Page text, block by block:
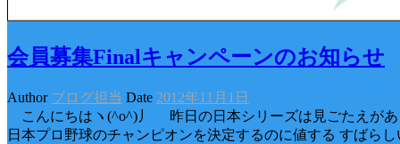
会員募集Finalキャンペーンのお知らせ
Author ブログ担当 Date 2012年11月1日
こんにちはヽ(^o^)丿 昨日の日本シリーズは見ごたえがあ
日本プロ野球のチャンピオンを決定するのに値する すばら